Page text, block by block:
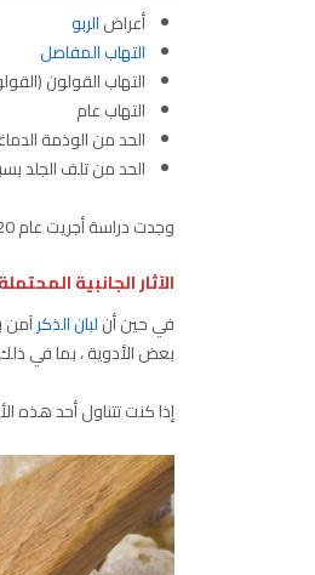
أعراضالربو
التهاب المفاصل
التهاب القولون
التهاب عام
الحد من الوذمة
الحد من تلف الجلد
وجدت دراسة أجريت عام 2020 على 545 شخصاً أن Boswellia كان علاجاً فعالاً وآمناً لالتهاب المفاصل العظمي (OA) ، مما يخفف الألم والتصلب.
الآثار الجانبية
في حين أنلبان الذكرآمن
بعض الأدوية ، بما في
إذا كنت تتناول أحد هذه